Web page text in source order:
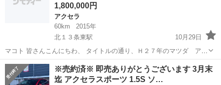
1,800,000円
アクセラ
60km
2015年
北１３条東駅
10月29日
マコト 皆さんこんにちわ、 タイトルの通り、Ｈ２７年のマツダ アク
セラスッポツを売りたいでございます。 アクセラスッポツ １．５Ｓ
夏冬タイヤ 色はグレー系 走行距離７０ＫＭ未満 車検は３０年１０
月...
北海道 札幌市 北１３条東駅 アクセラ タイトル
※売約済※ 即売ありがとうございます 3月末
迄 アクセラスポーツ 1.5S ソ…